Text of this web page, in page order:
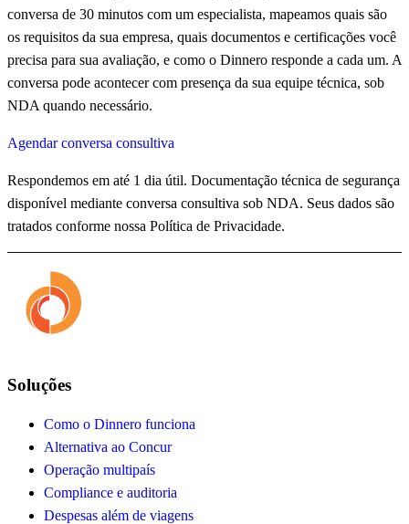
conversa de 30 minutos com um especialista, mapeamos quais são
os requisitos da sua empresa, quais documentos e certificações você
precisa para sua avaliação, e como o Dinnero responde a cada um. A
conversa pode acontecer com presença da sua equipe técnica, sob
NDA quando necessário.
Agendar conversa consultiva
Respondemos em até 1 dia útil. Documentação técnica de segurança
disponível mediante conversa consultiva sob NDA. Seus dados são
tratados conforme nossa Política de Privacidade.
Soluções
Como o Dinnero funciona
Alternativa ao Concur
Operação multipaís
Compliance e auditoria
Despesas além de viagens